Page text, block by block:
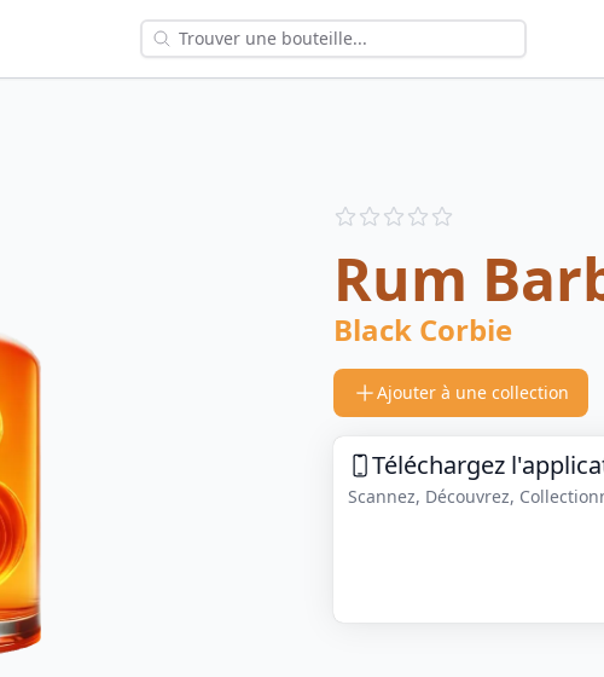
Reviews
Rum
Black Corbie
Ajouter à une collection
Téléchargez
Scannez, Découvrez,